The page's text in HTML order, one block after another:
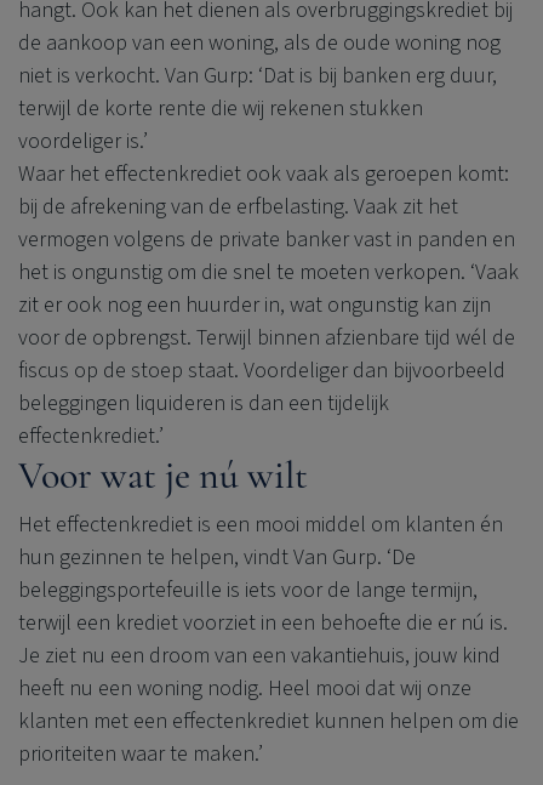
hangt. Ook kan het dienen als overbruggingskrediet bij
de aankoop van een woning, als de oude woning nog
niet is verkocht. Van Gurp: ‘Dat is bij banken erg duur,
terwijl de korte rente die wij rekenen stukken
voordeliger is.’
Waar het effectenkrediet ook vaak als geroepen komt:
bij de afrekening van de erfbelasting. Vaak zit het
vermogen volgens de private banker vast in panden en
het is ongunstig om die snel te moeten verkopen. ‘Vaak
zit er ook nog een huurder in, wat ongunstig kan zijn
voor de opbrengst. Terwijl binnen afzienbare tijd wél de
fiscus op de stoep staat. Voordeliger dan bijvoorbeeld
beleggingen liquideren is dan een tijdelijk
effectenkrediet.’
Voor wat je nú wilt
Het effectenkrediet is een mooi middel om klanten én
hun gezinnen te helpen, vindt Van Gurp. ‘De
beleggingsportefeuille is iets voor de lange termijn,
terwijl een krediet voorziet in een behoefte die er nú is.
Je ziet nu een droom van een vakantiehuis, jouw kind
heeft nu een woning nodig. Heel mooi dat wij onze
klanten met een effectenkrediet kunnen helpen om die
prioriteiten waar te maken.’